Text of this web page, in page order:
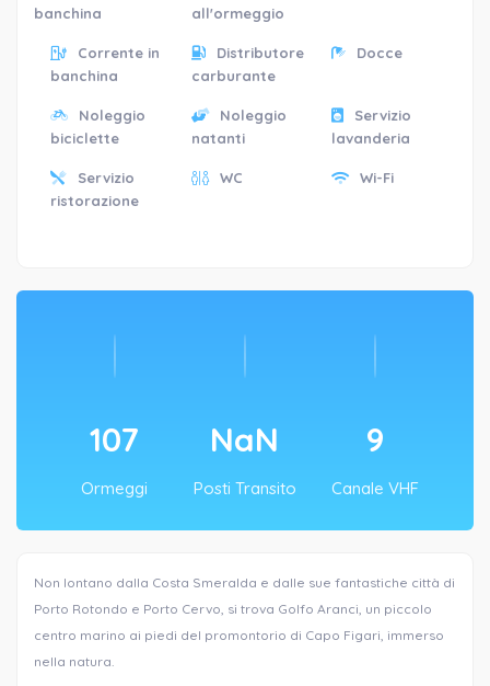
banchina
all'ormeggio
Corrente in
banchina
Distributore
carburante
Docce
Noleggio
biciclette
Noleggio
natanti
Servizio
lavanderia
Servizio
ristorazione
WC Wi-Fi
107
Ormeggi
NaN
Posti Transito
9
Canale VHF
Non lontano dalla Costa Smeralda e dalle sue fantastiche città di
Porto Rotondo e Porto Cervo, si trova Golfo Aranci, un piccolo
centro marino ai piedi del promontorio di Capo Figari, immerso
nella natura.